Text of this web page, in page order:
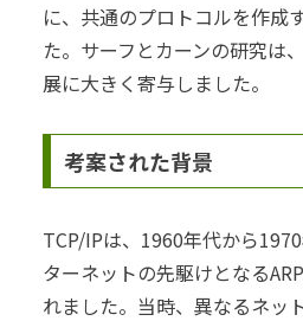
に、共通のプロトコルを作成
た。サーフとカーンの研究は
展に大きく寄与しました。
考案された背景
TCP/IPは、1960年代から
ターネットの先駆けとなる
れました。当時、異なるネッ